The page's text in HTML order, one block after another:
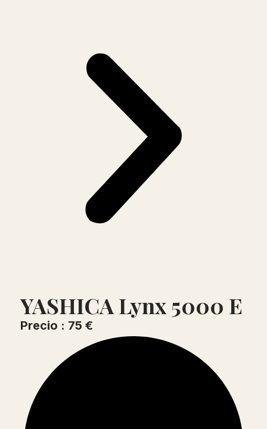
YASHICA Lynx 5000 E
Precio : 75 €